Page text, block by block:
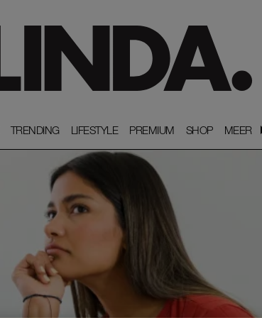
TRENDING
TRENDING LIFESTYLE
LIFESTYLE PREMIUM
PREMIUM SHOP
SHOP MEER
MEER